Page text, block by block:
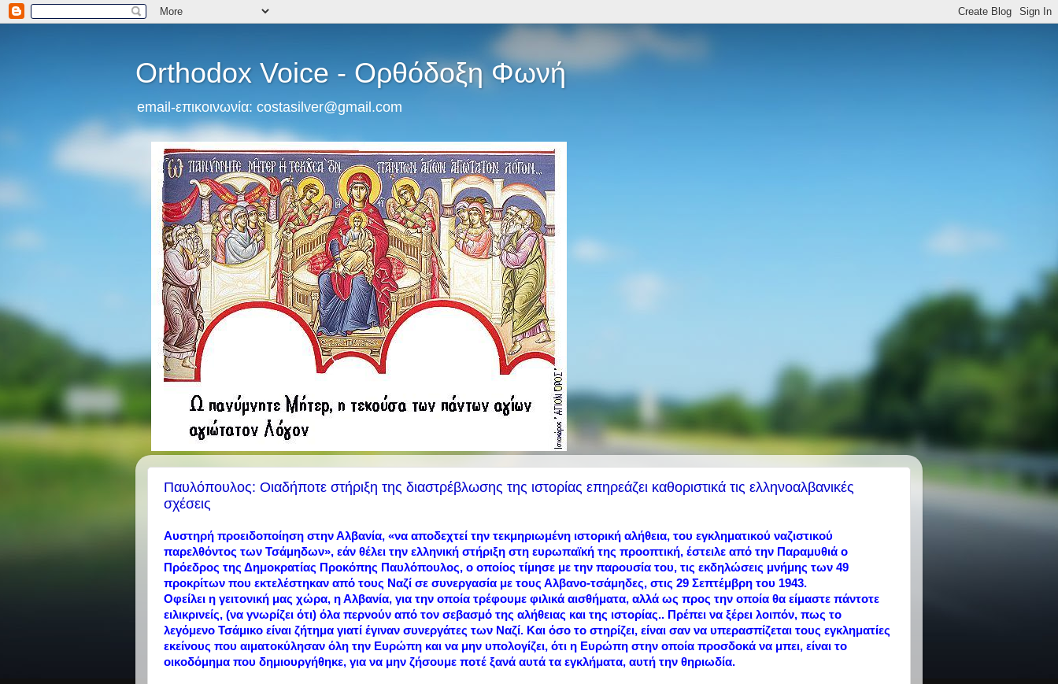
Orthodox Voice - Ορθόδοξη Φωνή
email-επικοινωνία: costasilver@gmail.com
Παυλόπουλος: Οιαδήποτε στήριξη της διαστρέβλωσης της ιστορίας επηρεάζει καθοριστικά τις ελληνοαλβανικές
σχέσεις
Αυστηρή προειδοποίηση στην Αλβανία, «να αποδεχτεί την τεκμηριωμένη ιστορική αλήθεια, του εγκληματικού ναζιστικού
παρελθόντος των Τσάμηδων», εάν θέλει την ελληνική στήριξη στη ευρωπαϊκή της προοπτική, έστειλε από την Παραμυθιά ο
Πρόεδρος της Δημοκρατίας Προκόπης Παυλόπουλος, ο οποίος τίμησε με την παρουσία του, τις εκδηλώσεις μνήμης των 49
προκρίτων που εκτελέστηκαν από τους Ναζί σε συνεργασία με τους Αλβανο-τσάμηδες, στις 29 Σεπτέμβρη του 1943.
Οφείλει η γειτονική μας χώρα, η Αλβανία, για την οποία τρέφουμε φιλικά αισθήματα, αλλά ως προς την οποία θα είμαστε πάντοτε
ειλικρινείς, (να γνωρίζει ότι) όλα περνούν από τον σεβασμό της αλήθειας και της ιστορίας.. Πρέπει να ξέρει λοιπόν, πως το
λεγόμενο Τσάμικο είναι ζήτημα γιατί έγιναν συνεργάτες των Ναζί. Και όσο το στηρίζει, είναι σαν να υπερασπίζεται τους εγκληματίες
εκείνους που αιματοκύλησαν όλη την Ευρώπη και να μην υπολογίζει, ότι η Ευρώπη στην οποία προσδοκά να μπει, είναι το
οικοδόμημα που δημιουργήθηκε, για να μην ζήσουμε ποτέ ξανά αυτά τα εγκλήματα, αυτή την θηριωδία.